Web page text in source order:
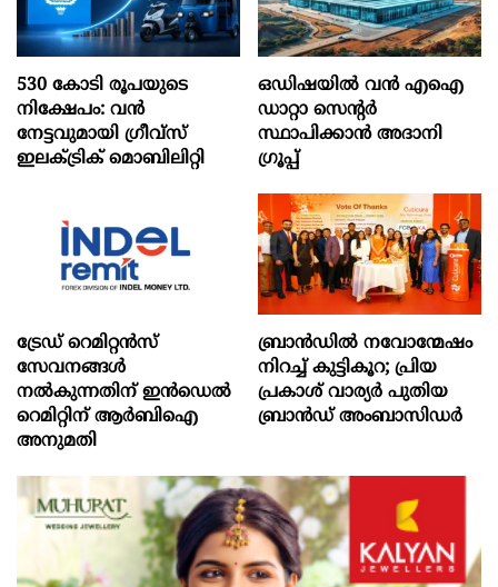
530 കോടി രൂപയുടെ
നിക്ഷേപം: വൻ
നേട്ടവുമായി ഗ്രീവ്സ്
ഇലക്ട്രിക് മൊബിലിറ്റി
ഒഡിഷയില്‍ വന്‍ എഐ
ഡാറ്റാ സെന്റര്‍
സ്ഥാപിക്കാന്‍ അദാനി
ഗ്രൂപ്പ്
ട്രേഡ് റെമിറ്റന്‍സ്
സേവനങ്ങള്‍
നല്‍കുന്നതിന് ഇന്‍ഡെല്‍
റെമിറ്റിന് ആര്‍ബിഐ
അനുമതി
ബ്രാൻഡിൽ നവോന്മേഷം
നിറച്ച് കുട്ടികൂറ; പ്രിയ
പ്രകാശ് വാര്യർ പുതിയ
ബ്രാൻഡ് അംബാസിഡർ